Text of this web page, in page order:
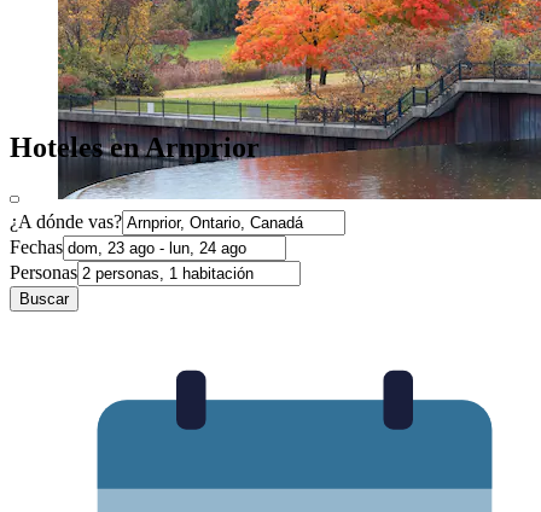
Hoteles en Arnprior
¿A dónde vas?
Fechas
Personas
Buscar